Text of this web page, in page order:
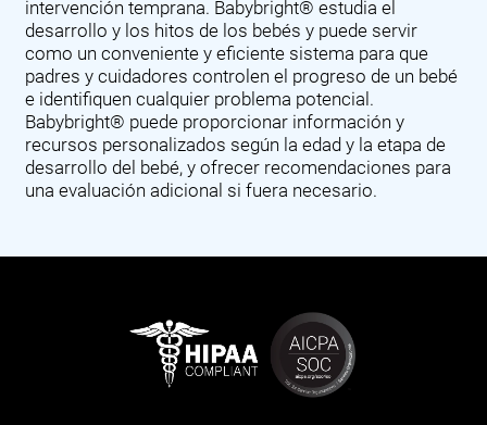
intervención temprana. Babybright® estudia el
desarrollo y los hitos de los bebés y puede servir
como un conveniente y eficiente sistema para que
padres y cuidadores controlen el progreso de un bebé
e identifiquen cualquier problema potencial.
Babybright® puede proporcionar información y
recursos personalizados según la edad y la etapa de
desarrollo del bebé, y ofrecer recomendaciones para
una evaluación adicional si fuera necesario.